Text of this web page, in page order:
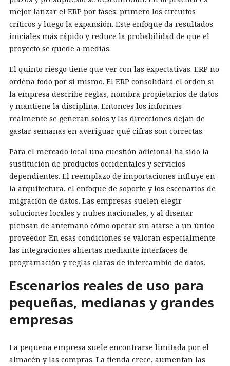
mejor lanzar el ERP por fases: primero los circuitos
críticos y luego la expansión. Este enfoque da resultados
iniciales más rápido y reduce la probabilidad de que el
proyecto se quede a medias.
El quinto riesgo tiene que ver con las expectativas. ERP no
ordena todo por sí mismo. El ERP consolidará el orden si
la empresa describe reglas, nombra propietarios de datos
y mantiene la disciplina. Entonces los informes
realmente se generan solos y las direcciones dejan de
gastar semanas en averiguar qué cifras son correctas.
Para el mercado local una cuestión adicional ha sido la
sustitución de productos occidentales y servicios
dependientes. El reemplazo de importaciones influye en
la arquitectura, el enfoque de soporte y los escenarios de
migración de datos. Las empresas suelen elegir
soluciones locales y nubes nacionales, y al diseñar
piensan de antemano cómo operar sin atarse a un único
proveedor. En esas condiciones se valoran especialmente
las integraciones abiertas mediante interfaces de
programación y reglas claras de intercambio de datos.
Escenarios reales de uso para
pequeñas, medianas y grandes
empresas
La pequeña empresa suele encontrarse limitada por el
almacén y las compras. La tienda crece, aumentan las